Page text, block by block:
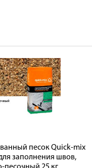
песок Quick-mix
заполнения швов,